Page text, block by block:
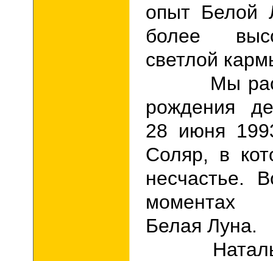
опыт Белой
более
светлой
Мы
рождения
28 июня
Соляр, в
несчастье.
моментах
Белая Луна.